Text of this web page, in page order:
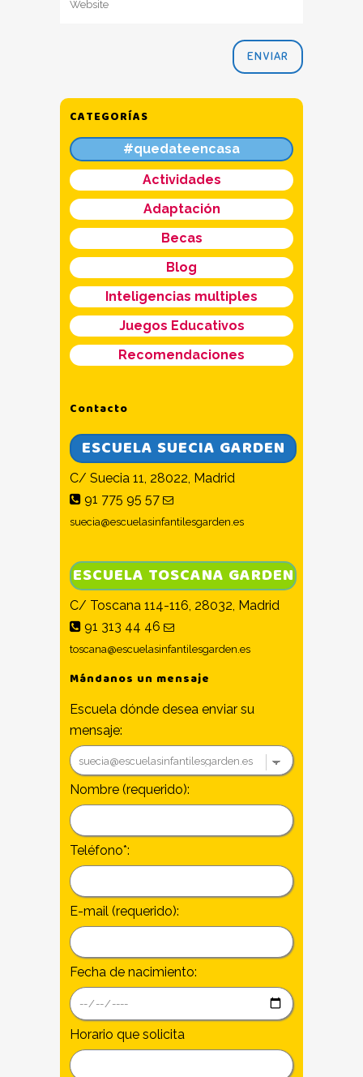
CATEGORÍAS
#quedateencasa
Actividades
Adaptación
Becas
Blog
Inteligencias multiples
Juegos Educativos
Recomendaciones
Contacto
ESCUELA SUECIA GARDEN
C/ Suecia 11, 28022, Madrid
91 775 95 57
suecia@escuelasinfantilesgarden.es
ESCUELA TOSCANA GARDEN
C/ Toscana 114-116, 28032, Madrid
91 313 44 46
toscana@escuelasinfantilesgarden.es
Mándanos un mensaje
Escuela dónde desea enviar su
mensaje:
Nombre (requerido):
Teléfono*:
E-mail (requerido):
Fecha de nacimiento:
Horario que solicita